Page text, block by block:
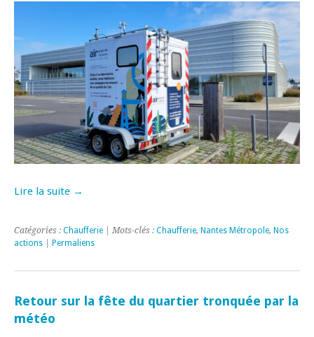
Lire la suite →
Catégories : Chaufferie | Mots-clés : Chaufferie, Nantes Métropole, Nos
actions
Permaliens
Retour sur la fête du quartier tronquée par la
météo